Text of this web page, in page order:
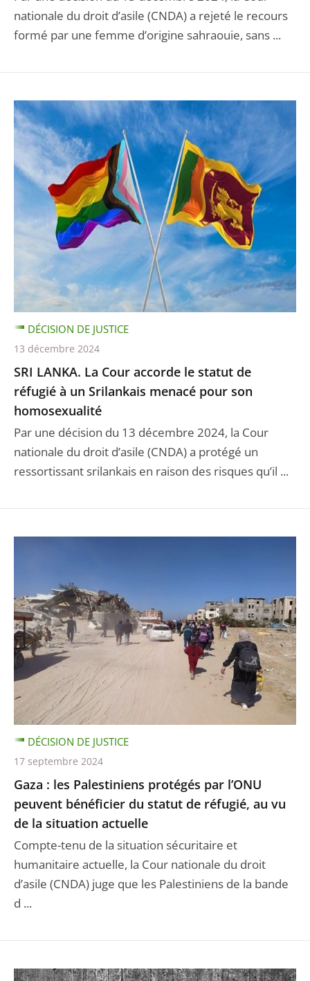
nationale du droit d’asile (CNDA) a rejeté le recours
formé par une femme d’origine sahraouie, sans ...
SRI LANKA. La Cour accorde le statut de
réfugié à un Srilankais menacé pour son
homosexualité
Par une décision du 13 décembre 2024, la Cour
nationale du droit d’asile (CNDA) a protégé un
ressortissant srilankais en raison des risques qu’il ...
DÉCISION DE JUSTICE
13 décembre 2024
Gaza : les Palestiniens protégés par l’ONU
peuvent bénéficier du statut de réfugié, au vu
de la situation actuelle
Compte-tenu de la situation sécuritaire et
humanitaire actuelle, la Cour nationale du droit
d’asile (CNDA) juge que les Palestiniens de la bande
d ...
DÉCISION DE JUSTICE
17 septembre 2024